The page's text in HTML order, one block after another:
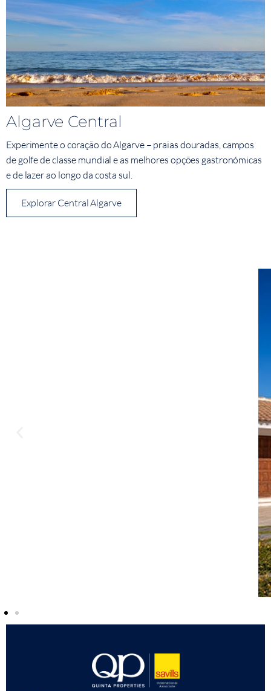
Algarve Central
Experimente o coração do Algarve – praias douradas, campos
de golfe de classe mundial e as melhores opções gastronómicas
e de lazer ao longo da costa sul.
Explorar Central Algarve